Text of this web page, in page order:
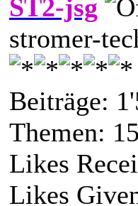
ST2-jsg
stromer-
Beiträge:
Themen: 15
Likes
Likes